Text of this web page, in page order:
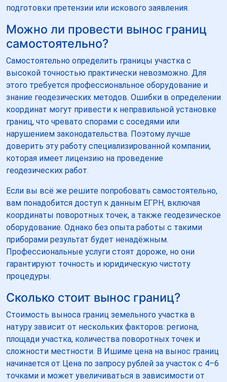
подготовки претензии или искового заявления.
Можно ли провести вынос границ
самостоятельно?
Самостоятельно определить границы участка с
высокой точностью практически невозможно. Для
этого требуется профессиональное оборудование и
знание геодезических методов. Ошибки в определении
координат могут привести к неправильной установке
границ, что чревато спорами с соседями или
нарушением законодательства. Поэтому лучше
доверить эту работу специализированной компании,
которая имеет лицензию на проведение
геодезических работ.
Если вы всё же решите попробовать самостоятельно,
вам понадобится доступ к данным ЕГРН, включая
координаты поворотных точек, а также геодезическое
оборудование. Однако без опыта работы с такими
приборами результат будет ненадёжным.
Профессиональные услуги стоят дороже, но они
гарантируют точность и юридическую чистоту
процедуры.
Сколько стоит вынос границ?
Стоимость выноса границ земельного участка в
натуру зависит от нескольких факторов: региона,
площади участка, количества поворотных точек и
сложности местности. В Ишиме цена на вынос границ
начинается от Цена по запросу рублей за участок с 4–6
точками и может увеличиваться в зависимости от